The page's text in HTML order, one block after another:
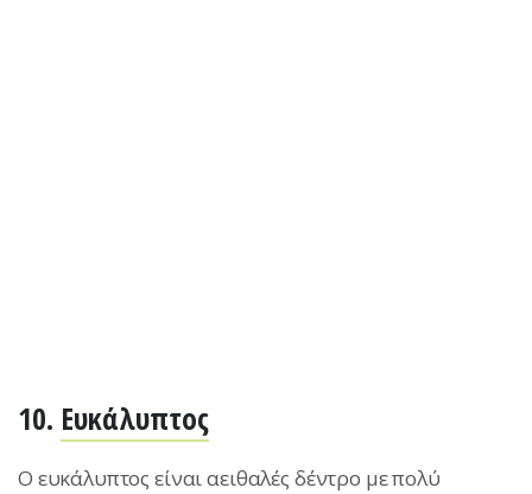
10. Ευκάλυπτος
Ο ευκάλυπτος είναι αειθαλές δέντρο με πολύ